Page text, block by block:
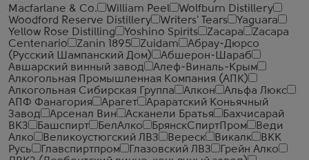
Macfarlane & Co.
William Peel
Wolfburn Distillery
Woodford Reserve Distillery
Writers' Tears
Yaguara
Yellow Rose Distilling
Yoshino Spirits Zacapa
Zacapa
Centenario
Zanin 1895 Zuidam
Абрау-Дюрсо
(Русский Шампанский Дом)
Абшерон-Шараб
Авшарский винный завод
Алеф-Виналь-Крым
Алкогольная Промышленная Компания (АПК)
Алкогольная Сибирская Группа
Алкон
Альфа Люкс
АПФ Фанагория
Арагет
Араратский Коньячный
Завод
Арсенал Вин Асканели Братья
Бахчисарай
ВКЗ
Башспирт БелАлко БрянскСпиртПром
Веди
Алко
Великоустюгский ЛВЗ Вереск Викалк
ВКК
Русь
Главспиртпром Глазовский ЛВЗ
Грейн Алко